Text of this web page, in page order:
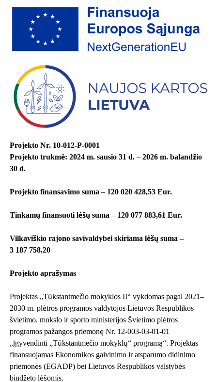
Projekto Nr. 10-012-P-0001
Projekto trukmė: 2024 m. sausio 31 d. – 2026 m. balandžio
30 d.
Projekto finansavimo suma – 120 020 428,53 Eur.
Tinkamų finansuoti lėšų suma – 120 077 883,61 Eur.
Vilkaviškio rajono savivaldybei skiriama lėšų suma –
3 187 758,20
Projekto aprašymas
Projektas „Tūkstantmečio mokyklos II“ vykdomas pagal 2021–
2030 m. plėtros programos valdytojos Lietuvos Respublikos
švietimo, mokslo ir sporto ministerijos Švietimo plėtros
programos pažangos priemonę Nr. 12-003-03-01-01
„Įgyvendinti „Tūkstantmečio mokyklų“ programą“. Projektas
finansuojamas Ekonomikos gaivinimo ir atsparumo didinimo
priemonės (EGADP) bei Lietuvos Respublikos valstybės
biudžeto lėšomis.